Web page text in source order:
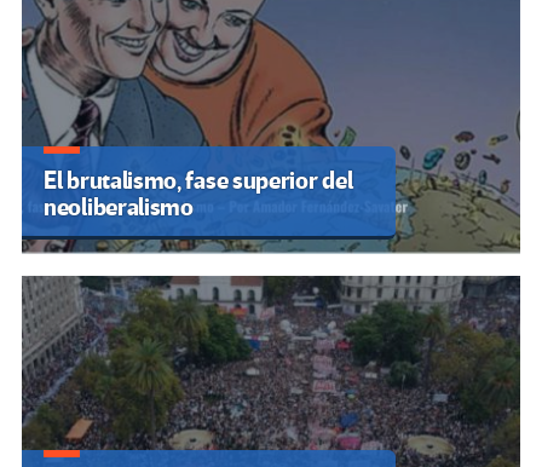
El brutalismo, fase superior del
neoliberalismo